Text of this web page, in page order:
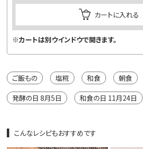
カートに入れる
※カートは別ウインドウで開きます。
ご飯もの 塩糀 和食 朝食
発酵の日 8月5日 和食の日 11月24日
こんなレシピもおすすめです